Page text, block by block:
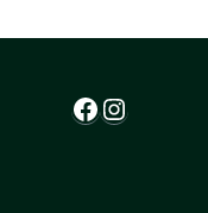
Facebook
Instagram